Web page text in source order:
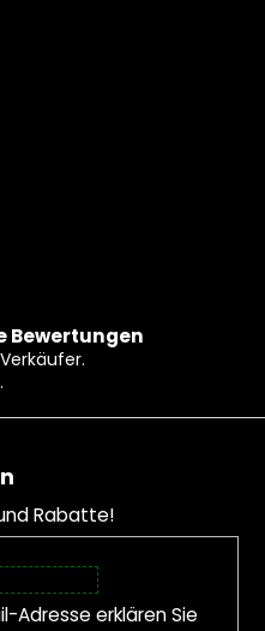
Bewertungen
Rabatte!
Adresse erklären Sie